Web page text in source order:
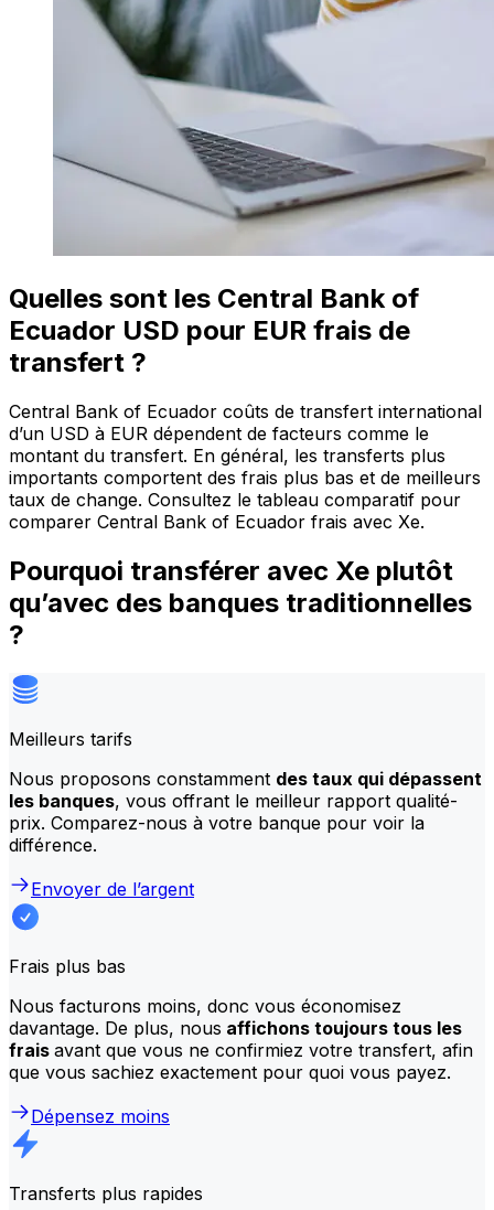
Quelles sont les Central Bank of
Ecuador USD pour EUR frais de
transfert ?
Central Bank of Ecuador coûts de transfert international
d’un USD à EUR dépendent de facteurs comme le
montant du transfert. En général, les transferts plus
importants comportent des frais plus bas et de meilleurs
taux de change. Consultez le tableau comparatif pour
comparer Central Bank of Ecuador frais avec Xe.
Pourquoi transférer avec Xe plutôt
qu’avec des banques traditionnelles
?
Meilleurs tarifs
Nous proposons constamment des taux qui dépassent
les banques, vous offrant le meilleur rapport qualité-
prix. Comparez-nous à votre banque pour voir la
différence.
Envoyer de l’argent
Frais plus bas
Nous facturons moins, donc vous économisez
davantage. De plus, nous affichons toujours tous les
frais avant que vous ne confirmiez votre transfert, afin
que vous sachiez exactement pour quoi vous payez.
Dépensez moins
Transferts plus rapides